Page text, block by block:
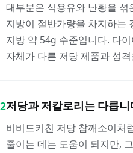
대부분은 식용유와 난황을
지방이 절반가량을 차지하는
지방 약 54g 수준입니다. 다
자체가 다른 저당 제품과 성
저당과 저칼로리는 다릅니
비비드키친 저당 참깨소이처
줄이는 데는 도움이 되지만,